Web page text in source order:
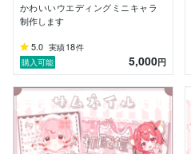
かわいいウエディングミニキャラ
制作します
5.0 実績18件
購入可能
5,000円